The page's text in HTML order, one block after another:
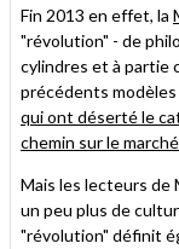
Fin 2013 en effet, la
"révolution" - de
cylindres et à partie
précédents modèles
qui ont déserté le
chemin sur le
Mais les lecteurs de
un peu plus de
"révolution" définit